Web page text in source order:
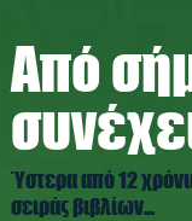
Από
Ύστερα από 12
σειράς βιβλίων...